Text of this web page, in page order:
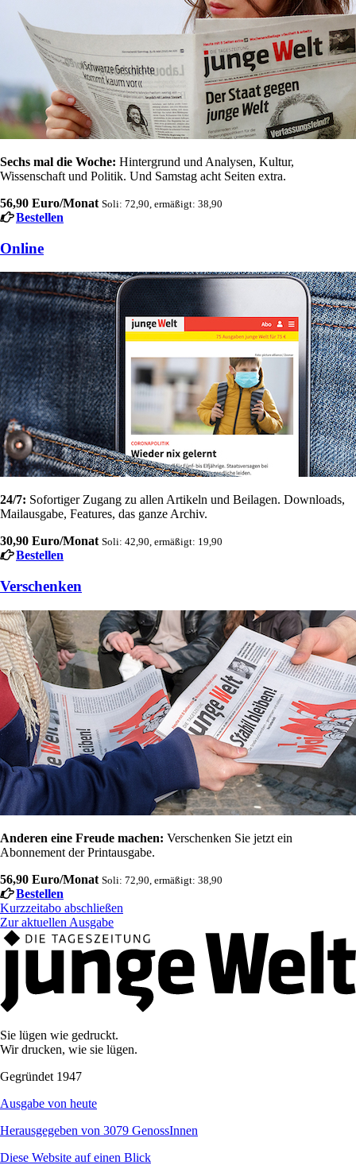
Sechs mal die Woche: Hintergrund und Analysen, Kultur,
Wissenschaft und Politik. Und Samstag acht Seiten extra.
56,90 Euro/Monat Soli: 72,90, ermäßigt: 38,90
Bestellen
Online
24/7: Sofortiger Zugang zu allen Artikeln und Beilagen. Downloads,
Mailausgabe, Features, das ganze Archiv.
30,90 Euro/Monat Soli: 42,90, ermäßigt: 19,90
Bestellen
Verschenken
Anderen eine Freude machen: Verschenken Sie jetzt ein
Abonnement der Printausgabe.
56,90 Euro/Monat Soli: 72,90, ermäßigt: 38,90
Bestellen
Kurzzeitabo abschließen
Zur aktuellen Ausgabe
Sie lügen wie gedruckt.
Wir drucken, wie sie lügen.
Gegründet 1947
Ausgabe von heute
Herausgegeben von 3079 GenossInnen
Diese Website auf einen Blick